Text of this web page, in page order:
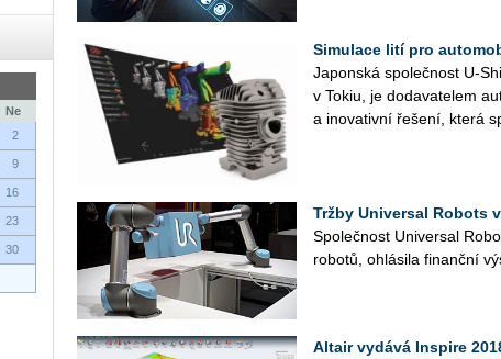
Ne
2
9
16
23
30
Simulace lití pro
Japonská společnost U-
v Tokiu, je dodavatelem
a inovativní řešení, která
Tržby Universal Robots
Společnost Universal
robotů, ohlásila finanční
Altair vydává Inspire